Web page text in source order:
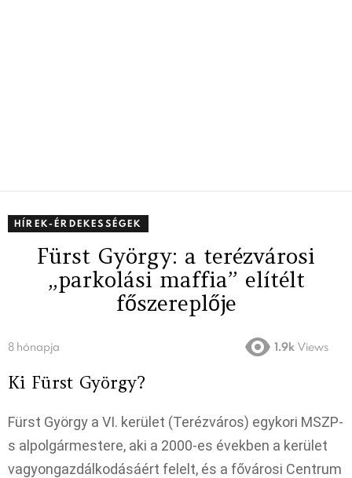
HÍREK-ÉRDEKESSÉGEK
Fürst György: a terézvárosi
„parkolási maffia” elítélt
főszereplője​
8 hónapja 1.9k Views
Ki Fürst György?
Fürst György a VI. kerület (Terézváros) egykori MSZP-
s alpolgármestere, aki a 2000-es években a kerület
vagyongazdálkodásáért felelt, és a fővárosi Centrum